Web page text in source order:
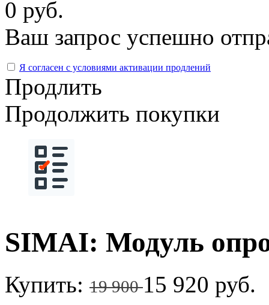
0 руб.
Ваш запрос успешно
Я согласен с условиями активации продлений
Продлить
Продолжить покупки
SIMAI: Модуль
Купить: 19 90015 920 руб.